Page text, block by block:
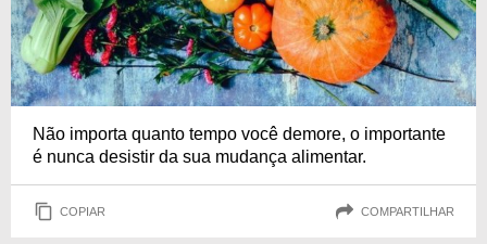
Não importa quanto tempo você demore, o importante
é nunca desistir da sua mudança alimentar.
COPIAR COMPARTILHAR